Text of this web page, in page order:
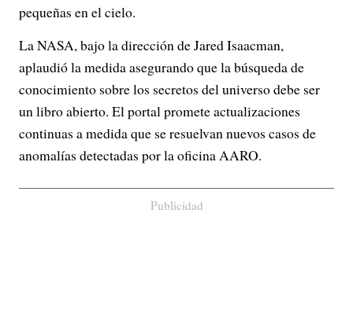
pequeñas en el cielo.
La NASA, bajo la dirección de Jared Isaacman,
aplaudió la medida asegurando que la búsqueda de
conocimiento sobre los secretos del universo debe ser
un libro abierto. El portal promete actualizaciones
continuas a medida que se resuelvan nuevos casos de
anomalías detectadas por la oficina AARO.
Publicidad